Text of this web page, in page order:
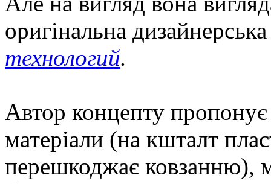
оригінальна
технологий.
Автор концепту пропонує
матеріали (на кшталт
перешкоджає ковзанню),